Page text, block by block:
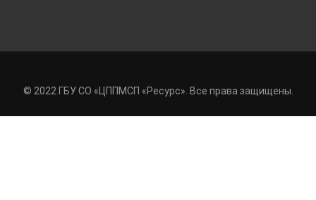
© 2022 ГБУ СО «ЦППМСП «Ресурс». Все права защищены.